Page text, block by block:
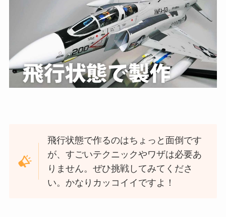
飛行状態で作るのはちょっと面倒です
が、すごいテクニックやワザは必要あ
りません。ぜひ挑戦してみてくださ
い。かなりカッコイイですよ！